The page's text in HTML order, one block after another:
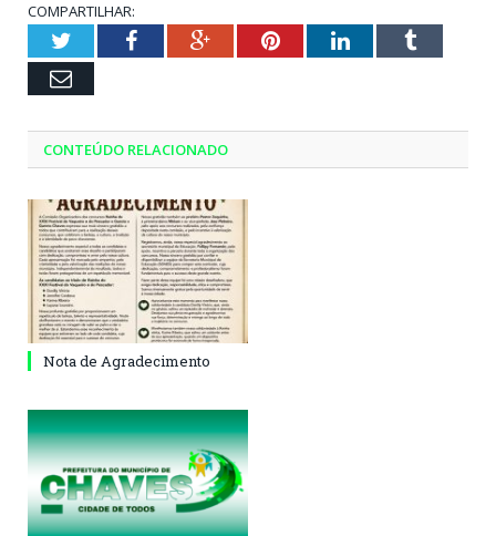
COMPARTILHAR:
TwitterFacebookGoogle+PinterestLinkedInTumblr
Email
CONTEÚDO RELACIONADO
Nota de Agradecimento